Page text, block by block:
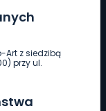
Art z siedzibą
przy ul.